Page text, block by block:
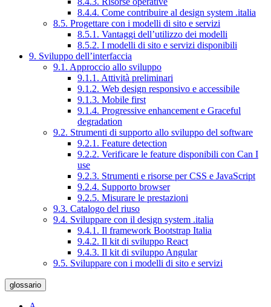
8.4.4. Come contribuire al design system .italia
8.5. Progettare con i modelli di sito e servizi
8.5.1. Vantaggi dell’utilizzo dei modelli
8.5.2. I modelli di sito e servizi disponibili
9. Sviluppo dell’interfaccia
9.1. Approccio allo sviluppo
9.1.1. Attività preliminari
9.1.2. Web design responsivo e accessibile
9.1.3. Mobile first
9.1.4. Progressive enhancement e Graceful
degradation
9.2. Strumenti di supporto allo sviluppo del software
9.2.1. Feature detection
9.2.2. Verificare le feature disponibili con Can I
use
9.2.3. Strumenti e risorse per CSS e JavaScript
9.2.4. Supporto browser
9.2.5. Misurare le prestazioni
9.3. Catalogo del riuso
9.4. Sviluppare con il design system .italia
9.4.1. Il framework Bootstrap Italia
9.4.2. Il kit di sviluppo React
9.4.3. Il kit di sviluppo Angular
9.5. Sviluppare con i modelli di sito e servizi
glossario